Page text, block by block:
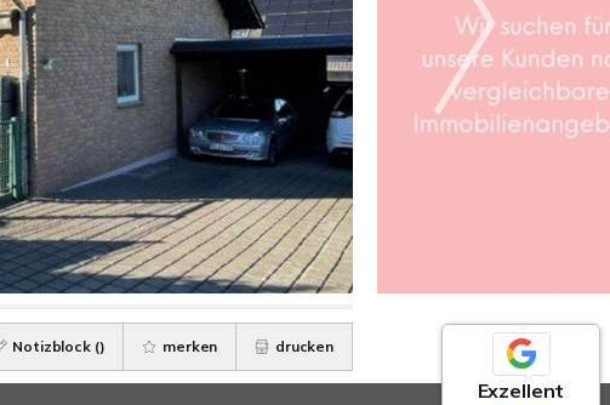
Notizblock () merken drucken
Exzellent